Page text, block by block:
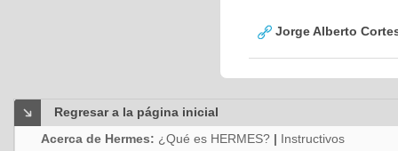
Jorge Alberto
Regresar a la página inicial
Acerca de Hermes: ¿Qué es HERMES? | Instructivos